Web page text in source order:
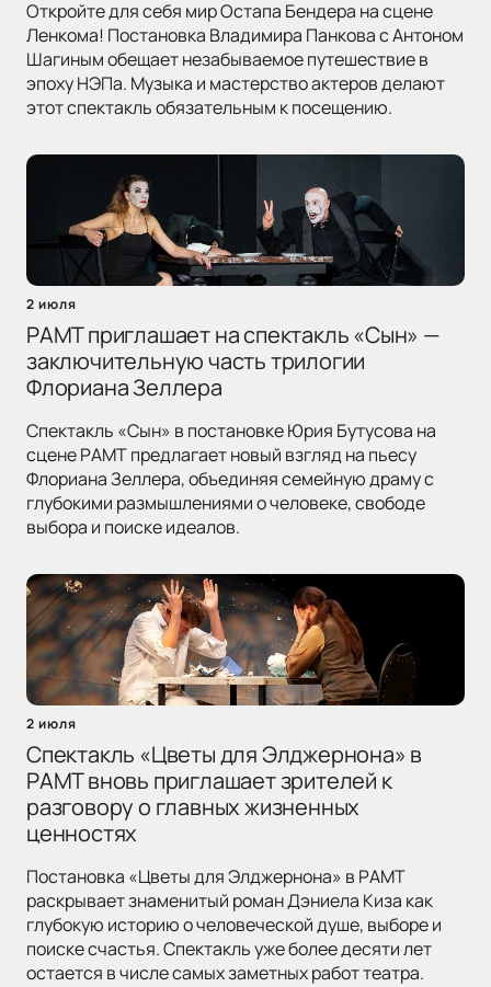
Откройте для себя мир Остапа Бендера на сцене
Ленкома! Постановка Владимира Панкова с Антоном
Шагиным обещает незабываемое путешествие в
эпоху НЭПа. Музыка и мастерство актеров делают
этот спектакль обязательным к посещению.
2 июля
РАМТ приглашает на спектакль «Сын» —
заключительную часть трилогии
Флориана Зеллера
Спектакль «Сын» в постановке Юрия Бутусова на
сцене РАМТ предлагает новый взгляд на пьесу
Флориана Зеллера, объединяя семейную драму с
глубокими размышлениями о человеке, свободе
выбора и поиске идеалов.
2 июля
Спектакль «Цветы для Элджернона» в
РАМТ вновь приглашает зрителей к
разговору о главных жизненных
ценностях
Постановка «Цветы для Элджернона» в РАМТ
раскрывает знаменитый роман Дэниела Киза как
глубокую историю о человеческой душе, выборе и
поиске счастья. Спектакль уже более десяти лет
остается в числе самых заметных работ театра.